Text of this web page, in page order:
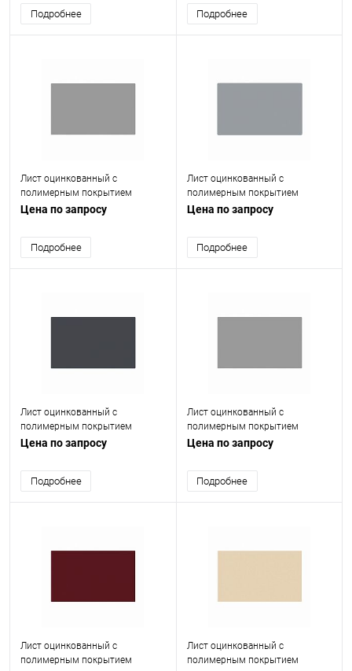
Подробнее Подробнее
Лист оцинкованный с
полимерным покрытием
(окрашенный) 1.5 мм RAL 7004
Цена по запросу
Подробнее
Лист оцинкованный с
полимерным покрытием
(окрашенный) 0.7 мм RAL 7040
Цена по запросу
Подробнее
Лист оцинкованный с
полимерным покрытием
(окрашенный) 0.55 мм RAL 7024
Цена по запросу
Подробнее
Лист оцинкованный с
полимерным покрытием
(окрашенный) 0.4 мм RAL 7004
Цена по запросу
Подробнее
Лист оцинкованный с
полимерным покрытием
Лист оцинкованный с
полимерным покрытием